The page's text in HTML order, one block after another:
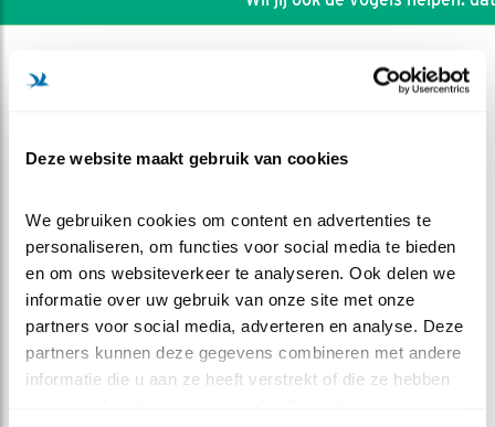
Deze website maakt gebruik van cookies
We gebruiken cookies om content en advertenties te
personaliseren, om functies voor social media te bieden
en om ons websiteverkeer te analyseren. Ook delen we
informatie over uw gebruik van onze site met onze
partners voor social media, adverteren en analyse. Deze
partners kunnen deze gegevens combineren met andere
informatie die u aan ze heeft verstrekt of die ze hebben
DEEL DIT FILMPJE